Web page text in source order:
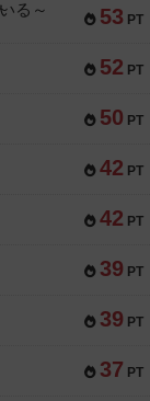
53 PT
る～
52 PT
50 PT
42 PT
42 PT
39 PT
39 PT
37 PT